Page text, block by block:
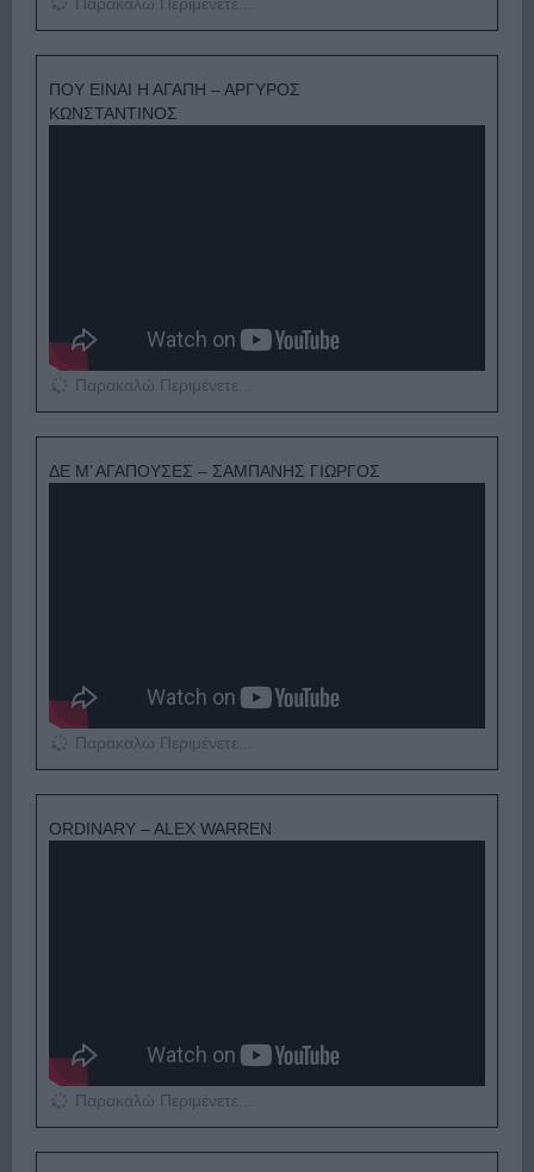
ΠΟΥ ΕΙΝΑΙ Η ΑΓΑΠΗ – ΑΡΓΥΡΟΣ
ΚΩΝΣΤΑΝΤΙΝΟΣ
Παρακαλώ Περιμένετε...
ΔΕ Μ’ ΑΓΑΠΟΥΣΕΣ – ΣΑΜΠΑΝΗΣ ΓΙΩΡΓΟΣ
Παρακαλώ Περιμένετε...
ORDINARY – ALEX WARREN
Παρακαλώ Περιμένετε...